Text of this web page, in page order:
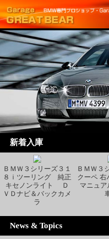
新着入庫
ＢＭＷ３シリーズ３１
８ｉツーリング 純正
キセノンライト Ｄ
ＶＤナビ＆バックカメ
ラ
ＢＭＷ３
クーペ 右
マニュ
News & Topics